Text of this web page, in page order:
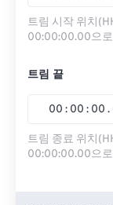
트림 시작 위치
00:00:00.00으
트림 끝
00 : 00 : 00 .
트림 종료 위치
00:00:00.00으